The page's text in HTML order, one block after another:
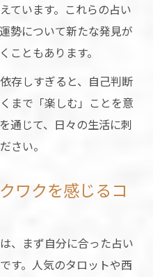
から選ぶ楽しみ方
教える選び方のコツ
占いの楽しみ方
占い方を楽しむコツ
させるユニークな方法
ネタの選び方と実践
もしろ占い体験の魅力
ています。これらの占い
勢について新たな発見が
こともあります。
存しすぎると、自己判断
まで「楽しむ」ことを意
通じて、日々の生活に刺
さい。
ワクを感じるコ
、まず自分に合った占い
す。人気のタロットや西